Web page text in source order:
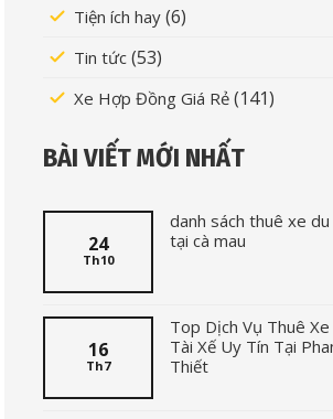
Tiện ích hay (6)
Tin tức (53)
Xe Hợp Đồng Giá Rẻ (141)
BÀI VIẾT MỚI NHẤT
24
Th10
danh sách thuê xe du
tại cà mau
16
Th7
Top Dịch Vụ Thuê Xe
Tài Xế Uy Tín Tại
Thiết